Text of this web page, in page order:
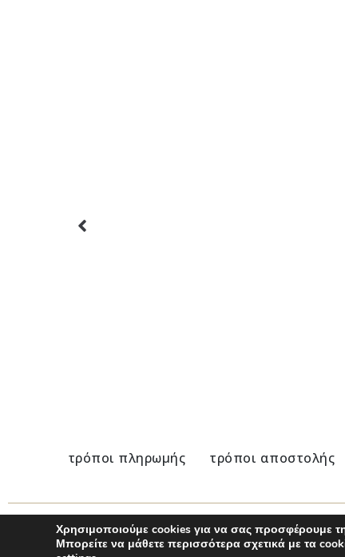
τρόποι πληρωμής τρόποι αποστολής
© 2020 - 2025 Nu Modern Greek
Χρησιμοποιούμε cookies για να σας προσφέρουμε
Μπορείτε να μάθετε περισσότερα σχετικά με τα